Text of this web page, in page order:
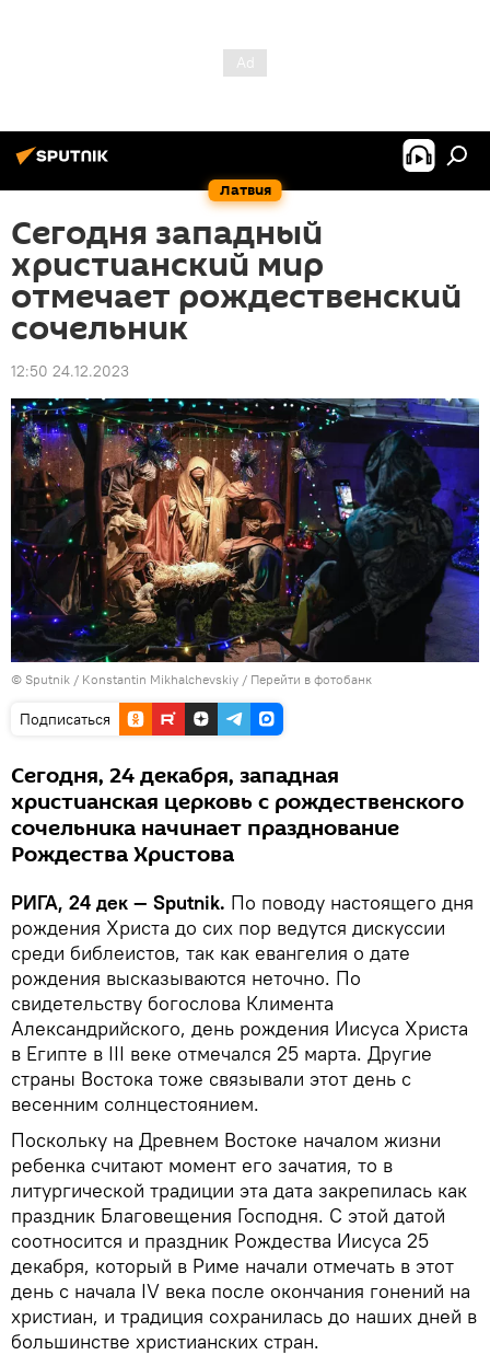
Латвия
Сегодня западный
христианский мир
отмечает рождественский
сочельник
12:50 24.12.2023
© Sputnik / Konstantin Mikhalchevskiy / Перейти в фотобанк
Подписаться
Сегодня, 24 декабря, западная
христианская церковь с рождественского
сочельника начинает празднование
Рождества Христова
РИГА, 24 дек — Sputnik. По поводу настоящего дня
рождения Христа до сих пор ведутся дискуссии
среди библеистов, так как евангелия о дате
рождения высказываются неточно. По
свидетельству богослова Климента
Александрийского, день рождения Иисуса Христа
в Египте в III веке отмечался 25 марта. Другие
страны Востока тоже связывали этот день с
весенним солнцестоянием.
Поскольку на Древнем Востоке началом жизни
ребенка считают момент его зачатия, то в
литургической традиции эта дата закрепилась как
праздник Благовещения Господня. С этой датой
соотносится и праздник Рождества Иисуса 25
декабря, который в Риме начали отмечать в этот
день с начала IV века после окончания гонений на
христиан, и традиция сохранилась до наших дней в
большинстве христианских стран.